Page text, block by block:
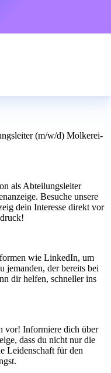
(m/w/d) Molkerei-
als Abteilungsleiter
Besuche unsere
dein Interesse direkt vor
wie LinkedIn, um
jemanden, der bereits bei
dir helfen, schneller ins
vor! Informiere dich über
dass du nicht nur die
Leidenschaft für den